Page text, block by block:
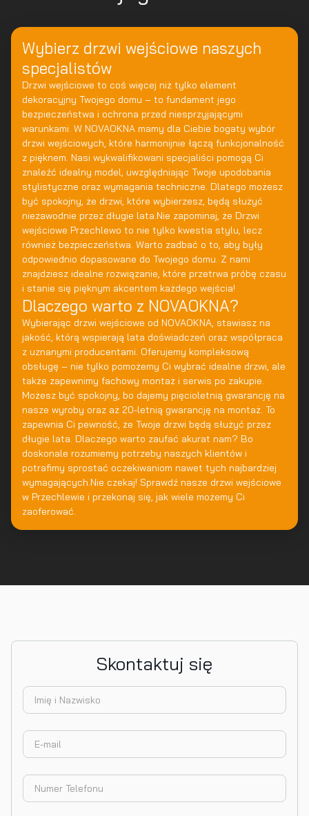
Wybierz drzwi wejściowe naszych
specjalistów
Drzwi wejściowe to coś więcej niż tylko element
dekoracyjny Twojego domu – to fundament jego
bezpieczeństwa i ochrona przed niesprzyjającymi
warunkami. W NOVAOKNA mamy dla Ciebie bogaty wybór
drzwi wejściowych, które harmonijnie łączą funkcjonalność
z pięknem. Nasi wykwalifikowani specjaliści pomogą Ci
znaleźć idealny model, uwzględniając Twoje upodobania
stylistyczne oraz wymagania techniczne. Dlatego możesz
być spokojny, że drzwi, które wybierzesz, będą służyć
niezawodnie przez długie lata.Nie zapominaj, że Drzwi
wejściowe Przechlewo to nie tylko kwestia stylu, lecz
również bezpieczeństwa. Warto zadbać o to, aby były
odpowiednio dopasowane do Twojego domu. Z nami
znajdziesz idealne rozwiązanie, które przetrwa próbę czasu
i stanie się pięknym akcentem każdego wejścia!
Dlaczego warto z NOVAOKNA?
Wybierając drzwi wejściowe od NOVAOKNA, stawiasz na
jakość, którą wspierają lata doświadczeń oraz współpraca
z uznanymi producentami. Oferujemy kompleksową
obsługę – nie tylko pomożemy Ci wybrać idealne drzwi, ale
także zapewnimy fachowy montaż i serwis po zakupie.
Możesz być spokojny, bo dajemy pięcioletnią gwarancję na
nasze wyroby oraz aż 20-letnią gwarancję na montaż. To
zapewnia Ci pewność, że Twoje drzwi będą służyć przez
długie lata. Dlaczego warto zaufać akurat nam? Bo
doskonale rozumiemy potrzeby naszych klientów i
potrafimy sprostać oczekiwaniom nawet tych najbardziej
wymagających.Nie czekaj! Sprawdź nasze drzwi wejściowe
w Przechlewie i przekonaj się, jak wiele możemy Ci
zaoferować.
Skontaktuj się